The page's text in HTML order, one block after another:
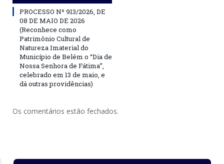
PROCESSO Nº 913/2026, DE
08 DE MAIO DE 2026
(Reconhece como
Patrimônio Cultural de
Natureza Imaterial do
Município de Belém o “Dia de
Nossa Senhora de Fátima”,
celebrado em 13 de maio, e
dá outras providências)
Os comentários estão fechados.